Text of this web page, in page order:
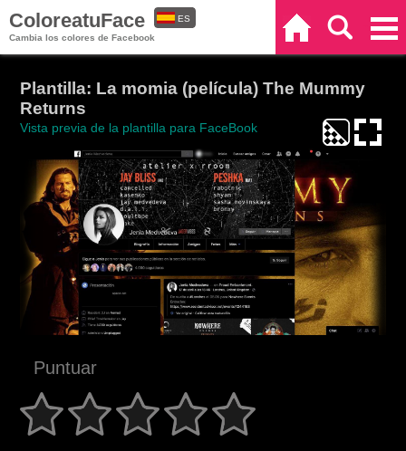
ColoreatuFace
Cambia los colores de Facebook
ES
Plantilla: La momia (película) The Mummy
Returns
Vista previa de la plantilla para FaceBook
Puntuar